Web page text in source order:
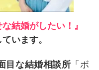
結婚がしたい！』
います。
目な結婚相談所 「ボ